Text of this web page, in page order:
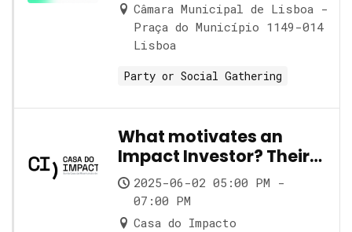
Câmara Municipal de Lisboa -
Praça do Município 1149-014
Lisboa
Party or Social Gathering
What motivates an
Impact Investor? Their
role and its nuances
2025-06-02 05:00 PM -
07:00 PM
Casa do Impacto